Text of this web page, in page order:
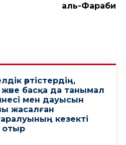
аль-Фараби
әртістердің,
басқа да танымал
мен дауысын
жасалған
кезекті
отыр